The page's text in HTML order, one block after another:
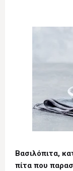
Βασιλόπιτα,
πίτα που